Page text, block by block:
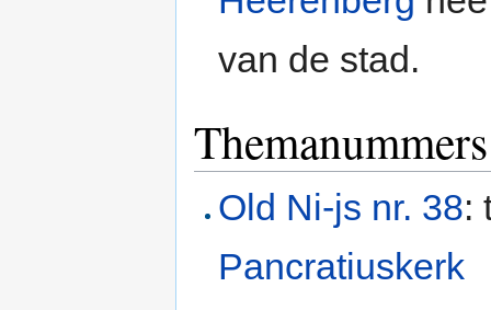
van de stad.
Old Ni-js nr. 38:
Pancratiuskerk